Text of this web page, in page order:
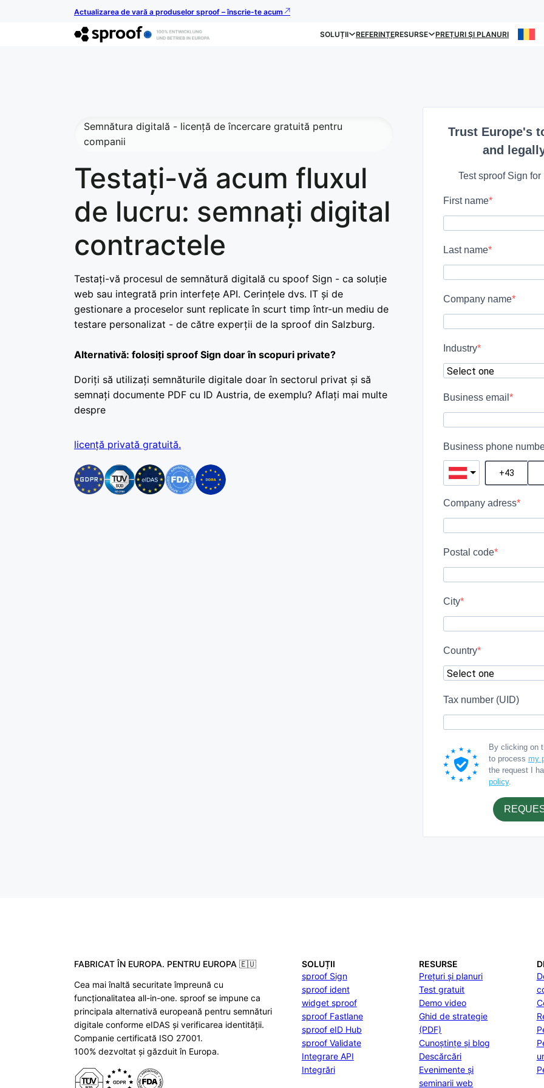
Actualizarea de vară a produselor sproof – înscrie-te acum
SOLUȚII REFERINȚERESURSE PREȚURI ȘI PLANURI
Testați-vă acum fluxul
de lucru: semnați digital
contractele
Testați-vă procesul de semnătură digitală cu spoof Sign - ca soluție
web sau integrată prin interfețe API. Cerințele dvs. IT și de
gestionare a proceselor sunt replicate în scurt timp într-un mediu de
testare personalizat - de către experții de la sproof din Salzburg.
Alternativă: folosiți sproof Sign doar în scopuri private?
Doriți să utilizați semnăturile digitale doar în sectorul privat și să
semnați documente PDF cu ID Austria, de exemplu? Aflați mai multe
despre
licență privată gratuită.
Semnătura digitală - licență de încercare gratuită pentru
companii
Trust Europe's
and
Test sproof Sign
First name
Last name
Company name
Industry
Business email
Business phone
Company adress
Postal code
City
Country
Tax number (UID)
By clicking on
to process my
the request I
policy.
FABRICAT ÎN EUROPA. PENTRU EUROPA 🇪🇺
Cea mai înaltă securitate împreună cu
funcționalitatea all-in-one. sproof se impune ca
principala alternativă europeană pentru semnături
digitale conforme eIDAS și verificarea identității.
Companie certificată ISO 27001.
100% dezvoltat și găzduit în Europa.
SOLUȚII
sproof Sign
sproof ident
widget sproof
sproof Fastlane
sproof eID Hub
sproof Validate
Integrare API
Integrări
RESURSE
Prețuri și planuri
Test gratuit
Demo video
Ghid de strategie
(PDF)
Cunoștințe și blog
Descărcări
Evenimente și
seminarii web